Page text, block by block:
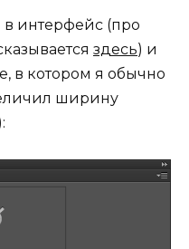
интерфейс (про
здесь) и
в котором я обычно
ширину